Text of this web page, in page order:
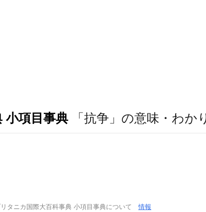
小項目事典 「抗争」の意味・わか
リタニカ国際大百科事典 小項目事典について情報